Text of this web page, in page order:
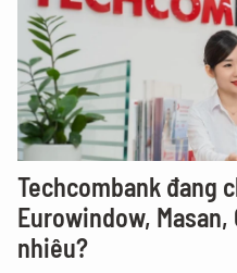
Techcombank đang
Eurowindow, Masan,
nhiêu?